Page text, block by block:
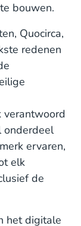
bouwen.
Quocirca,
redenen
verantwoord
onderdeel
ervaren,
elk
de
het digitale